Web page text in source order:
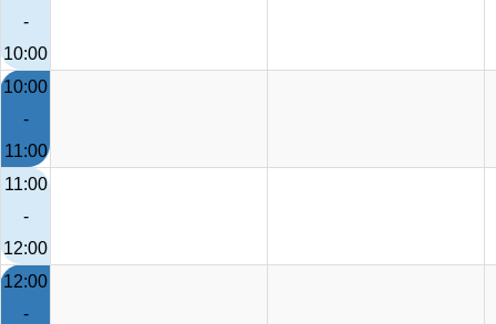
-
10:00
10:00
-
11:00
11:00
-
12:00
12:00
-